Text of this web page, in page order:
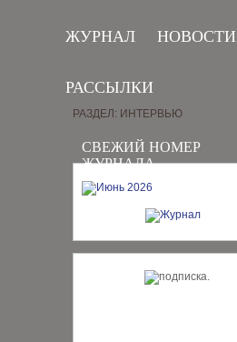
ЖУРНАЛ НОВОСТИ
РАССЫЛКИ
СВЕЖИЙ НОМЕР
ЖУРНАЛА
РАЗДЕЛ: ИНТЕРВЬЮ